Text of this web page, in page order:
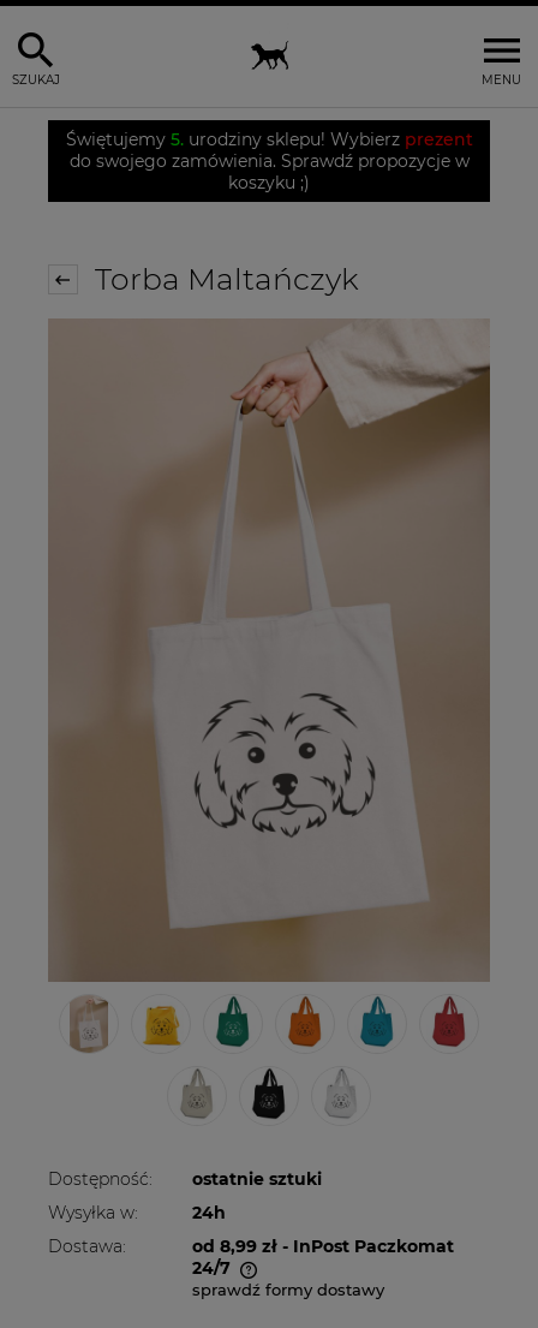
MENU
SZUKAJ
Świętujemy 5.urodziny sklepu! Wybierz prezent
do swojego zamówienia. Sprawdź propozycje w
koszyku ;)
Torba Maltańczyk
Dostępność:
ostatnie sztuki
Wysyłka w:
24h
Dostawa:
od 8,99 zł - InPost Paczkomat
24/7
Cena nie zawiera ewentualnych kosztów
sprawdź formy dostawy